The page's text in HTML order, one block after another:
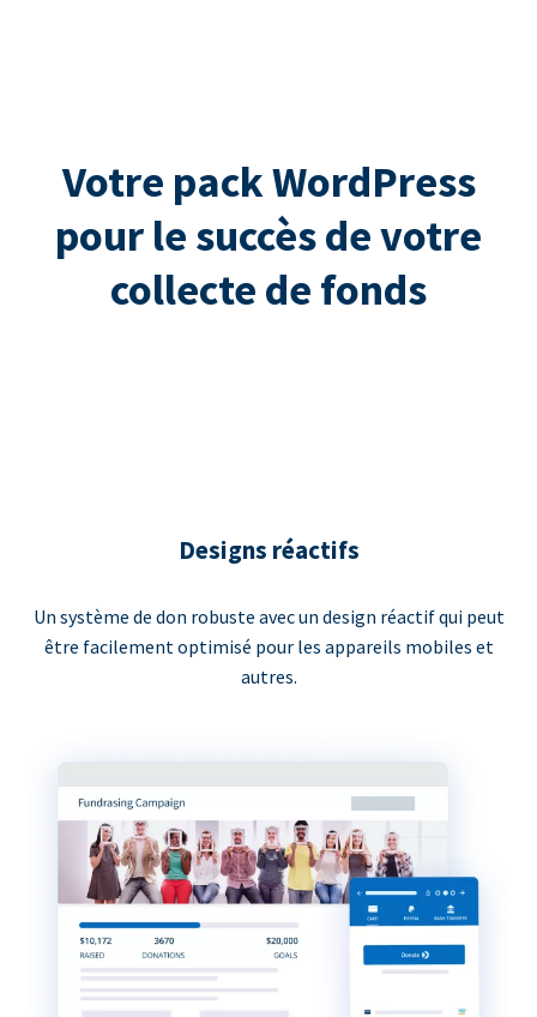
Votre pack WordPress
pour le succès de votre
collecte de fonds
Designs réactifs
Un système de don robuste avec un design réactif qui peut
être facilement optimisé pour les appareils mobiles et
autres.